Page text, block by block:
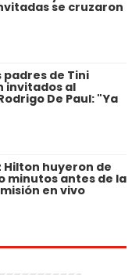
se cruzaron
padres de Tini
invitados al
De Paul: "Ya
Hilton huyeron de
minutos antes de la
en vivo